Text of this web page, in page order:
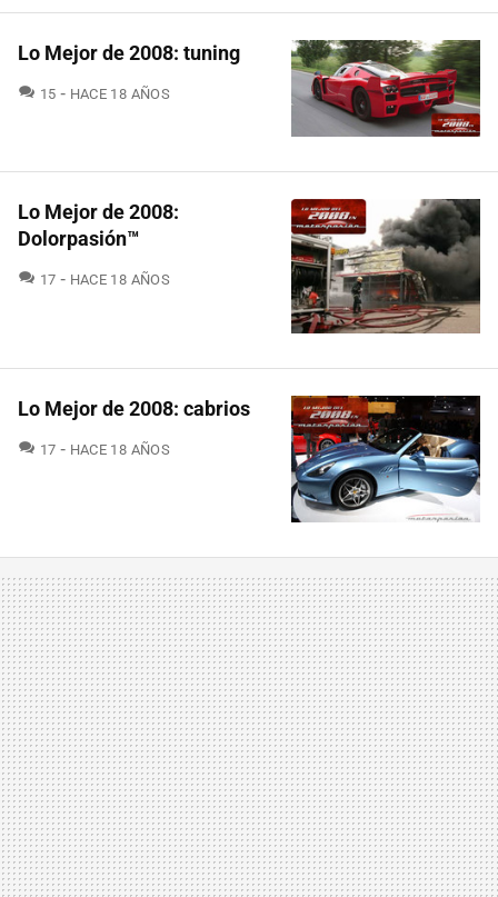
Lo Mejor de 2008: tuning
15 COMENTARIOS
HACE 18 AÑOS
Lo Mejor de 2008:
Dolorpasión™
17 COMENTARIOS
HACE 18 AÑOS
Lo Mejor de 2008: cabrios
17 COMENTARIOS
HACE 18 AÑOS